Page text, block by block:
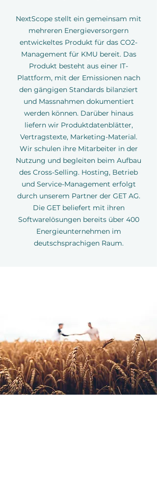
NextScope stellt ein gemeinsam mit
mehreren Energieversorgern
entwickeltes Produkt für das CO2-
Management für KMU bereit. Das
Produkt besteht aus einer IT-
Plattform, mit der Emissionen nach
den gängigen Standards bilanziert
und Massnahmen dokumentiert
werden können. Darüber hinaus
liefern wir Produktdatenblätter,
Vertragstexte, Marketing-Material.
Wir schulen ihre Mitarbeiter in der
Nutzung und begleiten beim Aufbau
des Cross-Selling. Hosting, Betrieb
und Service-Management erfolgt
durch unserem Partner der GET AG.
Die GET beliefert mit ihren
Softwarelösungen bereits über 400
Energieunternehmen im
deutschsprachigen Raum.